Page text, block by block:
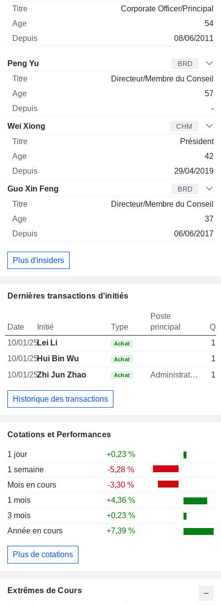
Cotations et Performances
1 jour
+0,23 %
1 semaine
-5,28 %
Mois en cours
-3,30 %
1 mois
+4,36 %
3 mois
+0,23 %
Année en cours
+7,39 %
Plus de cotations
Extrêmes de Cours
Corporate Officer/Principal
54
08/06/2011
Administrateur
Peng Yu BRD
Directeur/Membre du Conseil
57
-
Wei Xiong CHM
Président
42
29/04/2019
Guo Xin Feng BRD
Directeur/Membre du Conseil
37
06/06/2017
Plus d'insiders
Dernières transactions d'initiés
Date Initié Type
Poste
principal
10/01/25Lei Li Achat
10/01/25Hui Bin Wu Achat
10/01/25Zhi Jun Zhao Achat Administrateur
Historique des transactions